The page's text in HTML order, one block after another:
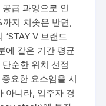
급 과잉으로 인
지 치솟은 반면,
V 브랜드
에 같은 기간 평균
순한 위치 선점
요한 요소임을 시
아니라, 입주자 경